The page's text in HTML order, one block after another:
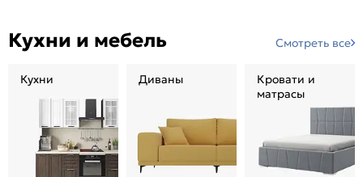
Кухни и мебель Смотреть все
Кухни Диваны
Кровати и
матрасы